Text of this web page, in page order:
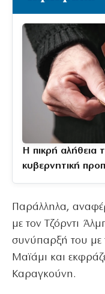
Η πικρή αλήθεια
κυβερνητική
Παράλληλα,
με τον Τζόρντι
συνύπαρξή του με
Μαϊάμι και
Καραγκούνη.